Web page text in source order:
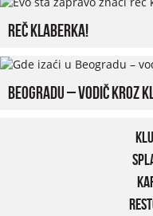
reč klaberka!
Beogradu – vodič kroz